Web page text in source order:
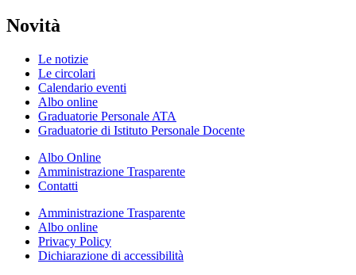
Novità
Le notizie
Le circolari
Calendario eventi
Albo online
Graduatorie Personale ATA
Graduatorie di Istituto Personale Docente
Albo Online
Amministrazione Trasparente
Contatti
Amministrazione Trasparente
Albo online
Privacy Policy
Dichiarazione di accessibilità